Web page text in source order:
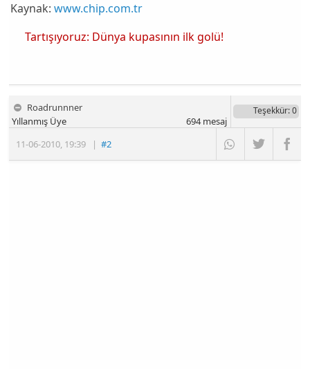
Kaynak: www.chip.com.tr
Tartışıyoruz: Dünya kupasının ilk golü!
Roadrunnner
11-06-2010, 19:39 |#2
Yıllanmış Üye
Teşekkür: 0
694mesaj